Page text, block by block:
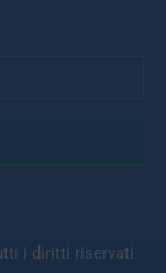
i diritti riservati